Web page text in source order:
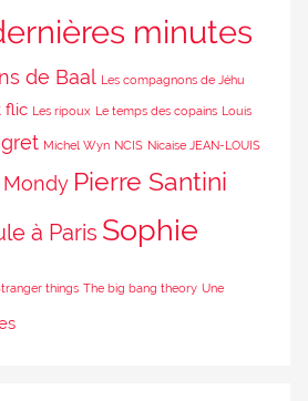
minutes
de Baal Les compagnons de Jéhu
flic Les ripoux Le temps des copains Louis
Michel Wyn NCIS Nicaise JEAN-LOUIS
Mondy Pierre Santini
à Paris Sophie
things The big bang theory Une